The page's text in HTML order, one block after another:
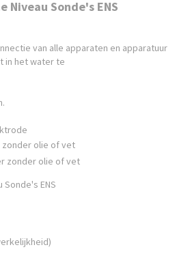
Sonde's ENS
van alle apparaten en apparatuur
in het water te
olie of vet
zonder olie of vet
ENS